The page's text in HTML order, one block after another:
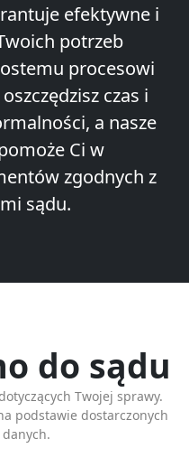
efektywne i
potrzeb
procesowi
czas i
a nasze
Ci w
zgodnych z
sądu.
do sądu
Twojej sprawy.
podstawie dostarczonych